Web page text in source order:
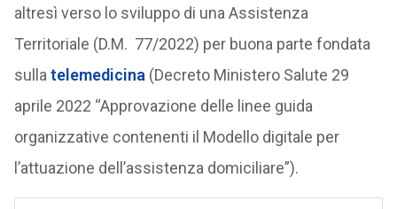
altresì verso lo sviluppo di una Assistenza
Territoriale (D.M. 77/2022) per buona parte fondata
sulla telemedicina (Decreto Ministero Salute 29
aprile 2022 “Approvazione delle linee guida
organizzative contenenti il Modello digitale per
l’attuazione dell’assistenza domiciliare”).